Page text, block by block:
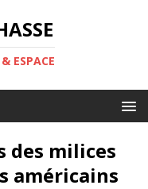
ESPACE
des milices
américains